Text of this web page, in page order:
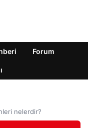
Forum
nelerdir?